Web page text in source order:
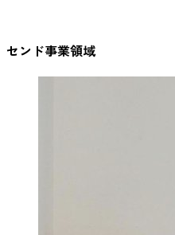
センド事業領域